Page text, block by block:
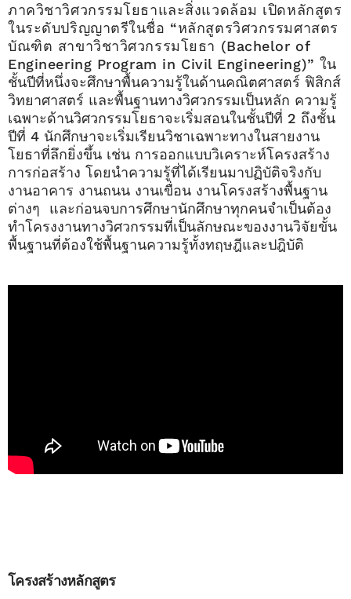
ภาควิชาวิศวกรรมโยธาและสิ่งแวดล้อม เปิดหลักสูตร
ในระดับปริญญาตรีในชื่อ “หลักสูตรวิศวกรรมศาสตร
บัณฑิต สาขาวิชาวิศวกรรมโยธา (Bachelor of
Engineering Program in Civil Engineering)”ใน
ชั้นปีที่หนึ่งจะศึกษาพื้นความรู้ในด้านคณิตศาสตร์ ฟิสิกส์
วิทยาศาสตร์ และพื้นฐานทางวิศวกรรมเป็นหลัก ความรู้
เฉพาะด้านวิศวกรรมโยธาจะเริ่มสอนในชั้นปีที่ 2 ถึงชั้น
ปีที่ 4 นักศึกษาจะเริ่มเรียนวิชาเฉพาะทางในสายงาน
โยธาที่ลึกยิ่งขึ้น เช่น การออกแบบวิเคราะห์โครงสร้าง
การก่อสร้าง โดยนำความรู้ที่ได้เรียนมาปฏิบัติจริงกับ
งานอาคาร งานถนน งานเขื่อน งานโครงสร้างพื้นฐาน
ต่างๆ และก่อนจบการศึกษานักศึกษาทุกคนจำเป็นต้อง
ทำโครงงานทางวิศวกรรมที่เป็นลักษณะของงานวิจัยขั้น
พื้นฐานที่ต้องใช้พื้นฐานความรู้ทั้งทฤษฎีและปฎิบัติ
โครงสร้างหลักสูตร